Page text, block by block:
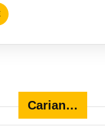
READ
MORE
Carian…